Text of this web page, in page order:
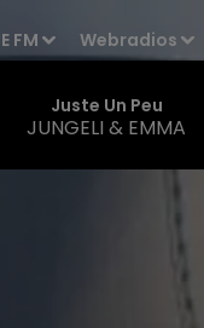
FM Webradios
Juste Un Peu
JUNGELI & EMMA